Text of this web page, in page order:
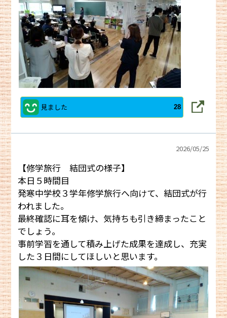
見ました 28
2026/05/25
【修学旅行 結団式の様子】
本日５時間目
発寒中学校３学年修学旅行へ向けて、結団式が行
われました。
最終確認に耳を傾け、気持ちも引き締まったこと
でしょう。
事前学習を通して積み上げた成果を達成し、充実
した３日間にしてほしいと思います。